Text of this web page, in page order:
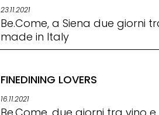
23.11.2021
Be.Come, a Siena due giorni
made in Italy
FINEDINING LOVERS
16.11.2021
Be.Come, due giorni tra vino